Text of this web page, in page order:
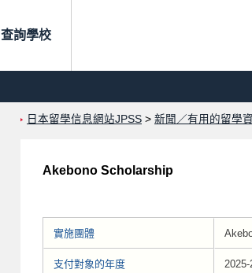
查詢學校
日本留學信息網站JPSS > 新聞／有用的留學
Akebono Scholarship
實施團體
支付對象的年度 2025-